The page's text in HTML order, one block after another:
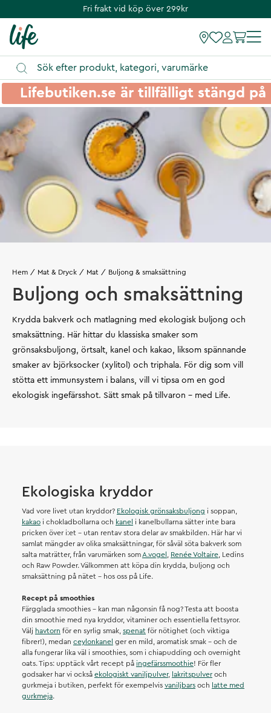
Fri frakt vid köp över 299kr
Lifebutiken.se är tillfälligt stängd
Hem Mat & Dryck Mat Buljong & smaksättning
Buljong och smaksättning
Krydda bakverk och matlagning med ekologisk buljong och
smaksättning. Här hittar du klassiska smaker som
grönsaksbuljong, örtsalt, kanel och kakao, liksom spännande
smaker av björksocker (xylitol) och triphala. För dig som vill
stötta ett immunsystem i balans, vill vi tipsa om en god
ekologisk ingefärsshot. Sätt smak på tillvaron – med Life.
Ekologiska kryddor
Vad vore livet utan kryddor? Ekologisk grönsaksbuljong i soppan,
kakao i chokladbollarna och kanel i kanelbullarna sätter inte bara
pricken över i:et – utan rentav stora delar av smakbilden. Här har vi
samlat mängder av olika smaksättningar, för såväl söta bakverk som
salta maträtter, från varumärken som A.vogel Renée Voltaire , Ledins
och Raw Powder. Välkommen att köpa din krydda, buljong och
smaksättning på nätet – hos oss på Life.
Recept på smoothies
Färgglada smoothies – kan man någonsin få nog? Testa att boosta
din smoothie med nya kryddor, vitaminer och essentiella fettsyror.
Välj havtorn för en syrlig smak, spenat för nötighet (och viktiga
fibrer!), medan ceylonkanel ger en mild, aromatisk smak – och de
alla fungerar lika väl i smoothies, som i chiapudding och overnight
oats. Tips: upptäck vårt recept på ingefärssmoothie! För fler
godsaker har vi också ekologiskt vaniljpulver, lakritspulver och
gurkmeja i butiken, perfekt för exempelvis vaniljbars och latte med
gurkmeja.